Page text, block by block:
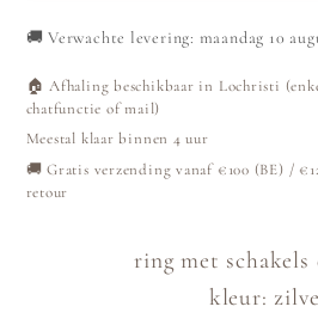
Strass
Zilver
Strass
Zilver
🚚Verwachte levering: maandag 10
🏠 Afhaling beschikbaar in Lochristi
chatfunctie of mail)
Meestal klaar binnen 4 uur
🚚 Gratis verzending vanaf €100 (BE) /
retour
ring met schakels
kleur: